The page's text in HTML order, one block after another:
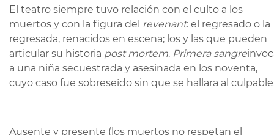
El teatro siempre tuvo relación con el culto a los
muertos y con la figura del revenant: el regresado o la
regresada, renacidos en escena; los y las que pueden
articular su historia post mortem. Primera sangre
a una niña secuestrada y asesinada en los noventa,
cuyo caso fue sobreseído sin que se hallara al
Ausente y presente (los muertos no respetan el